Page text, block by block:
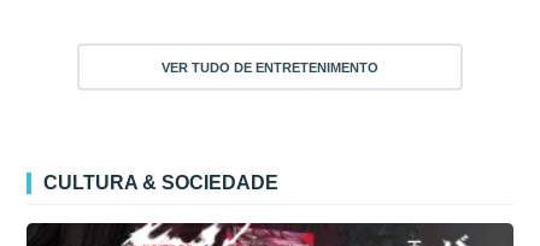
VER TUDO DE ENTRETENIMENTO
CULTURA & SOCIEDADE